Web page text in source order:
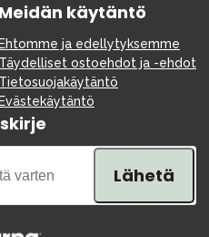
Meidän käytäntö
Ehtomme ja edellytyksemme
Täydelliset ostoehdot ja -ehdot
Tietosuojakäytäntö
Evästekäytäntö
Lähetä